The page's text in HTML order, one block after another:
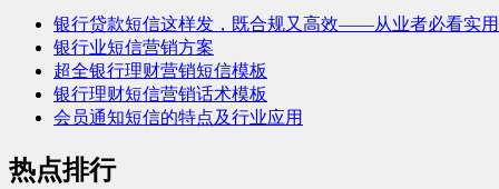
银行贷款短信这样发，既合规又高效——从业者必看实
银行业短信营销方案
超全银行理财营销短信模板
银行理财短信营销话术模板
会员通知短信的特点及行业应用
热点排行